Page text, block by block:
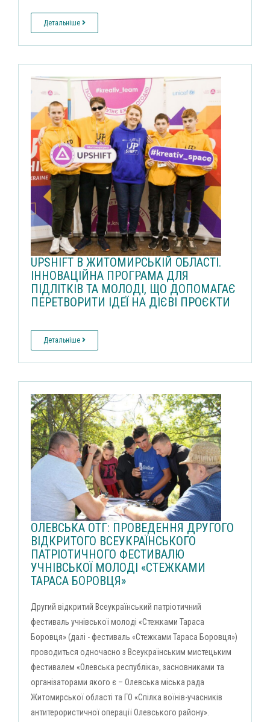
Детальніше
UPSHIFT В ЖИТОМИРСЬКІЙ ОБЛАСТІ.
ІННОВАЦІЙНА ПРОГРАМА ДЛЯ
ПІДЛІТКІВ ТА МОЛОДІ, ЩО ДОПОМАГАЄ
ПЕРЕТВОРИТИ ІДЕЇ НА ДІЄВІ ПРОЄКТИ
Детальніше
ОЛЕВСЬКА ОТГ: ПРОВЕДЕННЯ ДРУГОГО
ВІДКРИТОГО ВСЕУКРАЇНСЬКОГО
ПАТРІОТИЧНОГО ФЕСТИВАЛЮ
УЧНІВСЬКОЇ МОЛОДІ «СТЕЖКАМИ
ТАРАСА БОРОВЦЯ»
Другий відкритий Всеукраїнський патріотичний
фестиваль учнівської молоді «Стежками Тараса
Боровця» (далі - фестиваль «Стежками Тараса Боровця»)
проводиться одночасно з Всеукраїнським мистецьким
фестивалем «Олевська республіка», засновниками та
організаторами якого є – Олевська міська рада
Житомирської області та ГО «Спілка воїнів-учасників
антитерористичної операції Олевського району».